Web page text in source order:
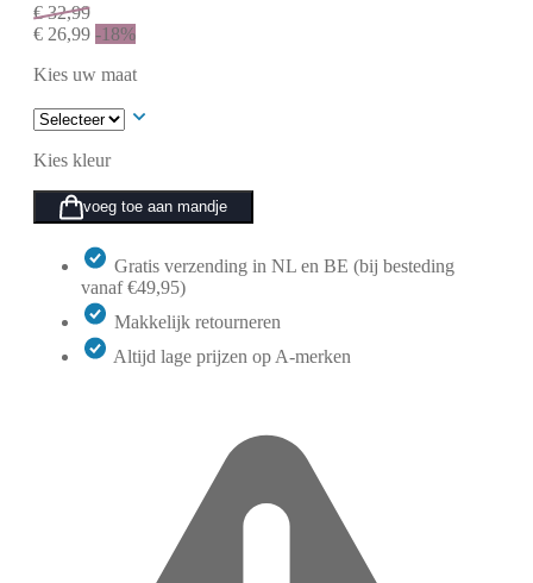
€32,99
€ 26,99 -18%
Kies uw maat
Kies kleur
voeg toe aan mandje
Gratis verzending in NL en BE (bij besteding
vanaf €49,95)
Makkelijk retourneren
Altijd lage prijzen op A-merken